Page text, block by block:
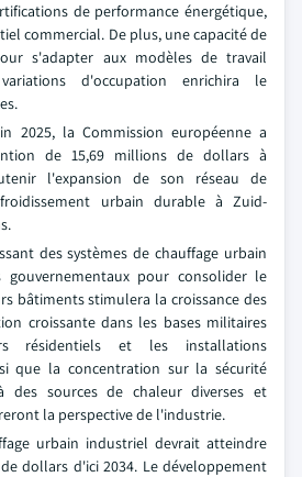
de performance énergétique,
commercial. De plus, une capacité de
s'adapter aux modèles de travail
d'occupation enrichira le
2025, la Commission européenne a
de 15,69 millions de dollars à
l'expansion de son réseau de
urbain durable à Zuid-
des systèmes de chauffage urbain
gouvernementaux pour consolider le
bâtiments stimulera la croissance des
croissante dans les bases militaires
résidentiels et les installations
que la concentration sur la sécurité
des sources de chaleur diverses et
la perspective de l'industrie.
urbain industriel devrait atteindre
dollars d'ici 2034. Le développement